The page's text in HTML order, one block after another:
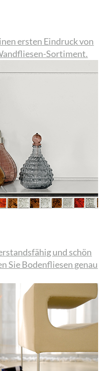
ersten Eindruck von
Sortiment.
und schön
Sie Bodenfliesen genau